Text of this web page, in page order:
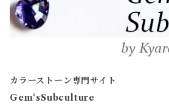
カラーストーン専門サイト
Gem‘sSubculture